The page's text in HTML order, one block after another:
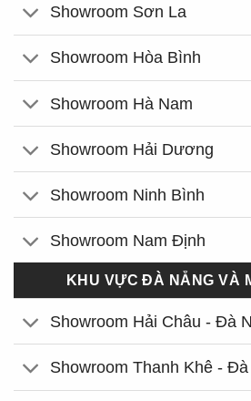
Showroom Sơn La
Showroom Hòa Bình
Showroom Hà Nam
Showroom Hải Dương
Showroom Ninh Bình
Showroom Nam Định
KHU VỰC ĐÀ NẴNG VÀ
Showroom Hải Châu - Đà
Showroom Thanh Khê -